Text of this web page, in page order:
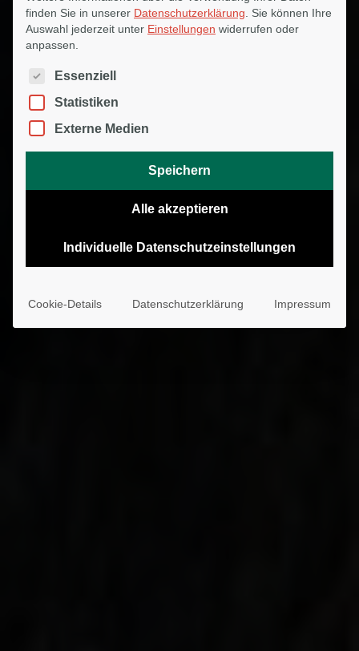
finden Sie in unserer Datenschutzerklärung. Sie können Ihre
Auswahl jederzeit unter Einstellungen widerrufen oder
anpassen.
Es folgt eine Liste der Service-Gruppen, für die eine
Essenziell
Statistiken
Externe Medien
Speichern
Alle akzeptieren
Individuelle Datenschutzeinstellungen
Cookie-Details Datenschutzerklärung Impressum